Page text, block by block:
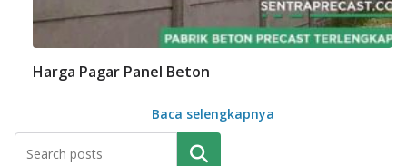
Harga Pagar Panel Beton
Baca selengkapnya
Pencarian